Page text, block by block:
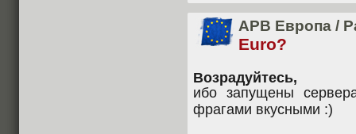
APB Европа /
Euro?
Возрадуйтесь,
ибо запущены
фрагами вкусными :)